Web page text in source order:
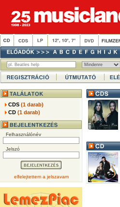
CDS(1 darab)
CD(1 darab)
Felhasználónév
Jelszó
elfelejtettem a jelszavam